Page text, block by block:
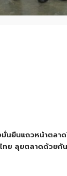
นยืนแถวหน้าตลา
ทย ลุยตลาดด้วยกัน